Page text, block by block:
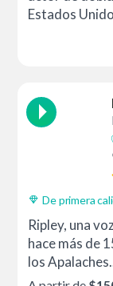
Estados
De primera
Ripley, una
hace más de
los